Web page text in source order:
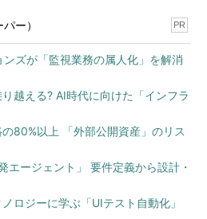
ー） PR
ズが「監視業務の属人化」を解消
越える? AI時代に向けた「インフラ
80%以上 「外部公開資産」のリス
エージェント」 要件定義から設計・
ロジーに学ぶ「UIテスト自動化」